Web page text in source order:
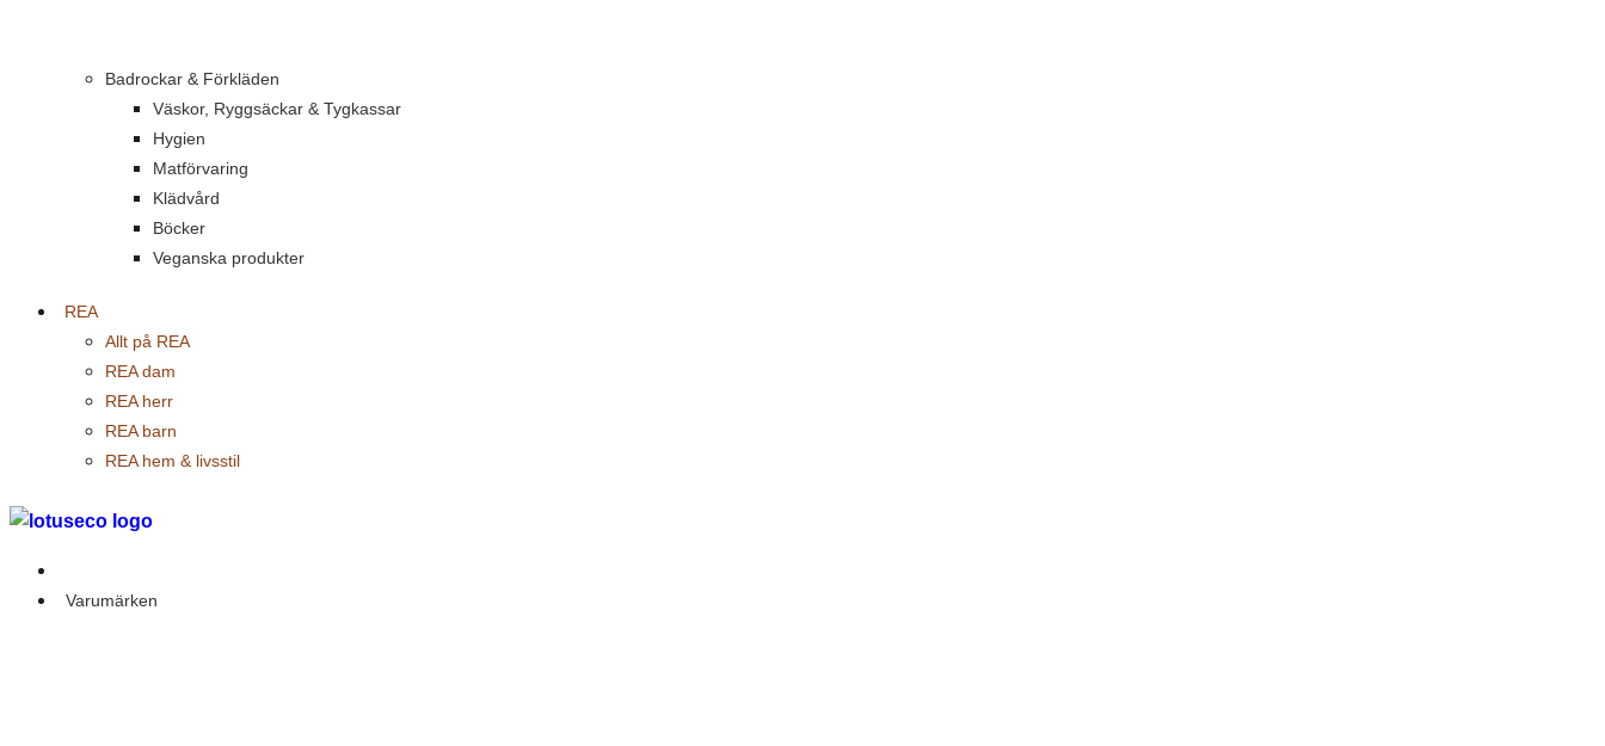
Badrockar & Förkläden
Väskor, Ryggsäckar & Tygkassar
Hygien
Matförvaring
Klädvård
Böcker
Veganska produkter
REA
Allt på REA
REA dam
REA herr
REA barn
REA hem & livsstil
Varumärken